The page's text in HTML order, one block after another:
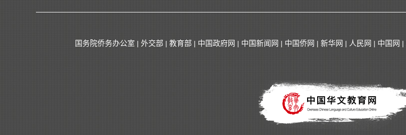
国务院侨务办公室 | 外交部 | 教育部 | 中国政府网 | 中国新闻网 | 中国侨网 | 新华网 | 人民网 | 中国网 |